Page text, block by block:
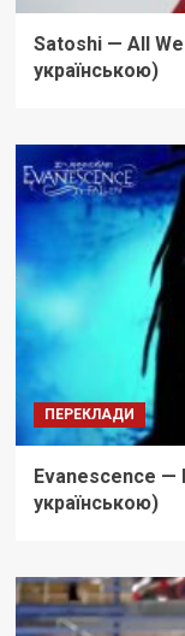
Satoshi — All
українською)
ПЕРЕКЛАДИ
Evanescence —
українською)